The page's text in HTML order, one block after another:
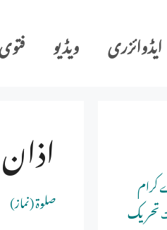
ایڈوائزری ویڈیو
صلوة (نماز)
کرام
تحریک